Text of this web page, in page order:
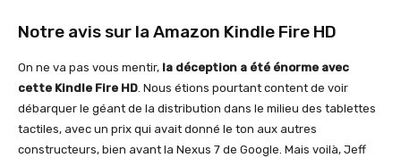
Notre avis sur la Amazon Kindle Fire HD
On ne va pas vous mentir, la déception a été énorme avec
cette Kindle Fire HD. Nous étions pourtant content de voir
débarquer le géant de la distribution dans le milieu des tablettes
tactiles, avec un prix qui avait donné le ton aux autres
constructeurs, bien avant la Nexus 7 de Google. Mais voilà, Jeff